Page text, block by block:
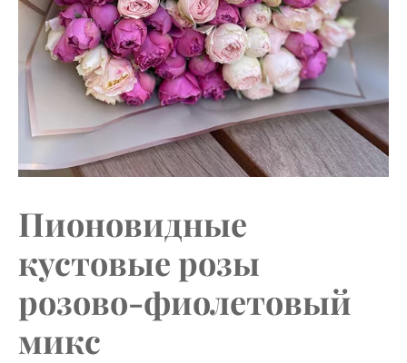
Пионовидные
кустовые розы
розово-фиолетовый
микс